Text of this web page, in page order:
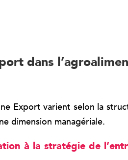
dans
Export varient selon la
dimension managériale.
à la stratégie de